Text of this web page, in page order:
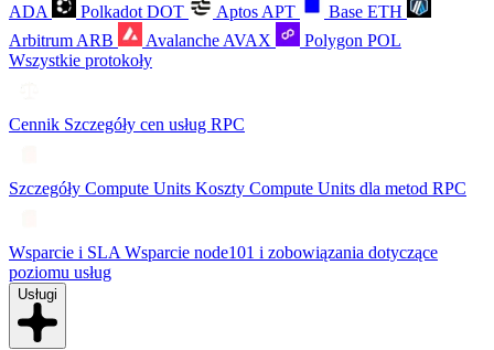
ADA
Polkadot DOT Aptos APT Base ETH
Arbitrum ARB Avalanche AVAX Polygon POL
Wszystkie protokoły
Cennik Szczegóły cen usług RPC
Szczegóły Compute Units Koszty Compute Units dla metod RPC
Wsparcie i SLA Wsparcie node101 i zobowiązania dotyczące
poziomu usług
Usługi